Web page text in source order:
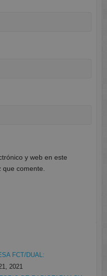
y web en este
que comente.
FCT/DUAL:
2021